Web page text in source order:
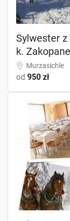
Sylwester
k.
Murzasichle
od 950 zł